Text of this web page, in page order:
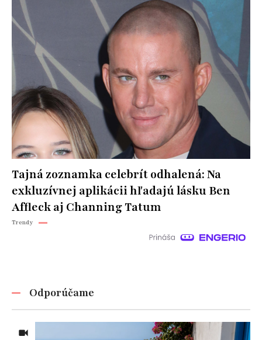
Tajná zoznamka celebrít odhalená: Na
exkluzívnej aplikácii hľadajú lásku Ben
Affleck aj Channing Tatum
Trendy
Odporúčame